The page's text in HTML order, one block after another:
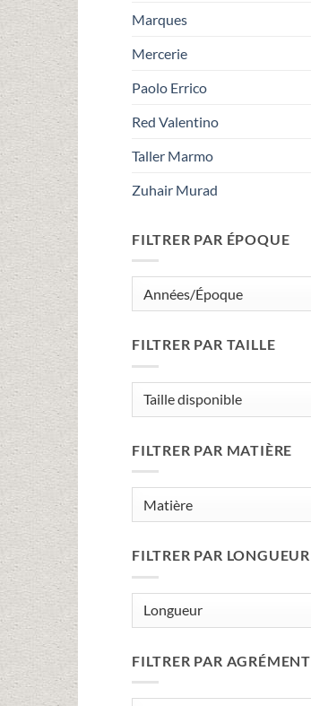
Marques
Mercerie
Paolo Errico
Red Valentino
Taller Marmo
Zuhair Murad
FILTRER PAR ÉPOQUE
FILTRER PAR TAILLE
FILTRER PAR MATIÈRE
FILTRER PAR LONGUEUR
FILTRER PAR AGRÉMENT